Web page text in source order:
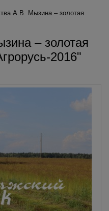
А.В. Мызина – золотая
– золотая
2016"